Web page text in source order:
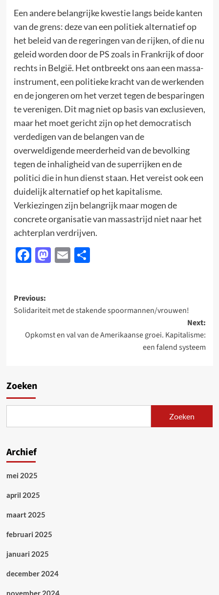
Een andere belangrijke kwestie langs beide kanten
van de grens: deze van een politiek alternatief op
het beleid van de regeringen van de rijken, of die nu
geleid worden door de PS zoals in Frankrijk of door
rechts in België. Het ontbreekt ons aan een massa-
instrument, een politieke kracht van de werkenden
en de jongeren om het verzet tegen de besparingen
te verenigen. Dit mag niet op basis van exclusieven,
maar het moet gericht zijn op het democratisch
verdedigen van de belangen van de
overweldigende meerderheid van de bevolking
tegen de inhaligheid van de superrijken en de
politici die in hun dienst staan. Het vereist ook een
duidelijk alternatief op het kapitalisme.
Verkiezingen zijn belangrijk maar mogen de
concrete organisatie van massastrijd niet naar het
achterplan verdrijven.
Facebook
Mastodon
EmailDelen
Post
navigation
Previous:
Solidariteit met de stakende spoormannen/vrouwen!
Next:
Opkomst en val van de Amerikaanse groei. Kapitalisme:
een falend systeem
Zoeken
Zoeken
Archief
mei 2025
april 2025
maart 2025
februari 2025
januari 2025
december 2024